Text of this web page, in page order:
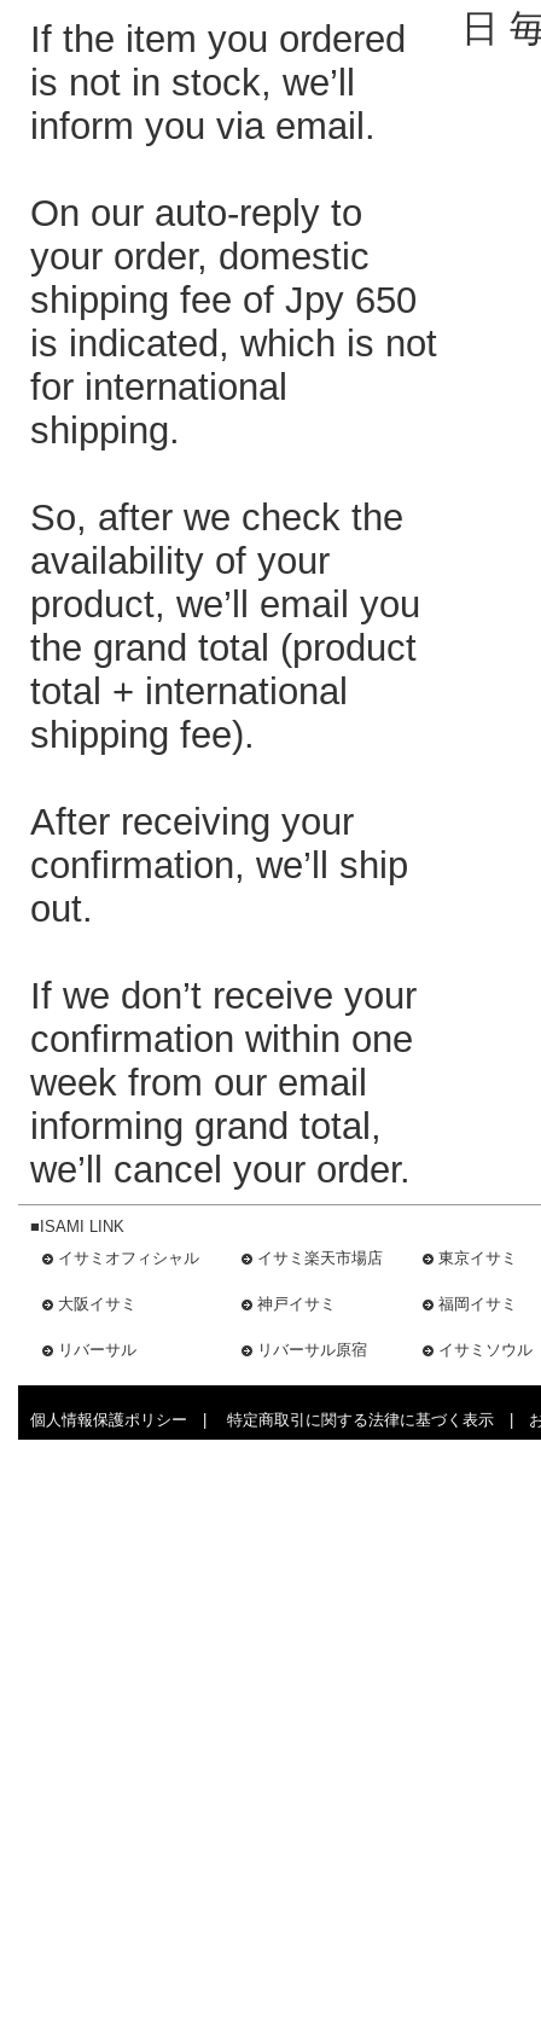
If the item you ordered
is not in stock, we’ll
inform you via email.
On our auto-reply to
your order, domestic
shipping fee of Jpy 650
is indicated, which is not
for international
shipping.
So, after we check the
availability of your
product, we’ll email you
the grand total (product
total + international
shipping fee).
After receiving your
confirmation, we’ll ship
out.
If we don’t receive your
confirmation within one
week from our email
informing grand total,
we’ll cancel your order.
日
■ISAMI LINK
イサミオフィシャル
イサミ楽天市場店 東京イサミ
大阪イサミ 神戸イサミ 福岡イサミ
リバーサル リバーサル原宿 イサミソウル
個人情報保護ポリシー 特定商取引に関する法律に基づく表示